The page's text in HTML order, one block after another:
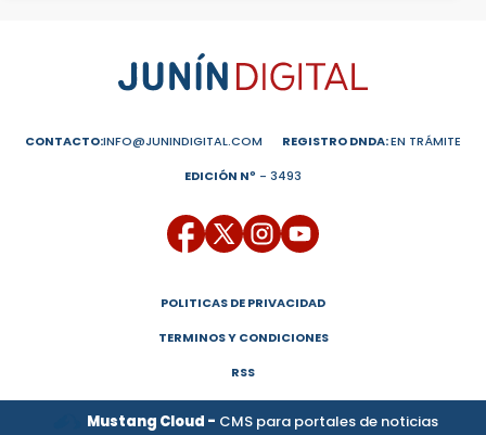
CONTACTO:INFO@JUNINDIGITAL.COM REGISTRO DNDA:EN TRÁMITE
EDICIÓN Nº - 3493
POLITICAS DE PRIVACIDAD
TERMINOS Y CONDICIONES
RSS
Mustang Cloud - CMS para portales de noticias